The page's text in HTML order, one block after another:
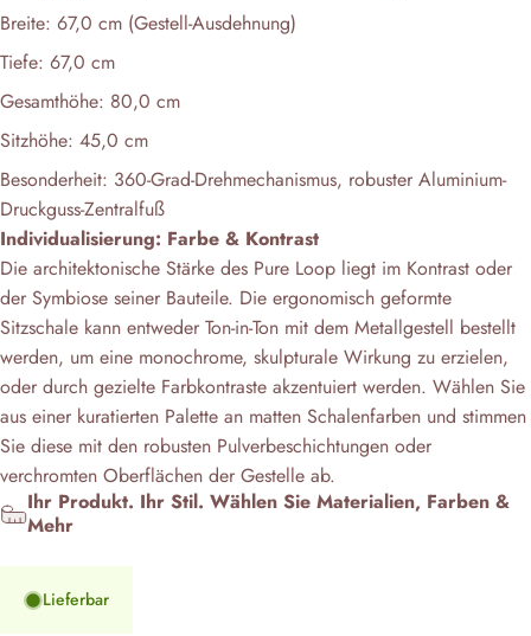
Breite: 67,0 cm (Gestell-Ausdehnung)
Tiefe: 67,0 cm
Gesamthöhe: 80,0 cm
Sitzhöhe: 45,0 cm
Besonderheit: 360-Grad-Drehmechanismus, robuster Aluminium-
Druckguss-Zentralfuß
Individualisierung: Farbe & Kontrast
Die architektonische Stärke des Pure Loop liegt im Kontrast oder
der Symbiose seiner Bauteile. Die ergonomisch geformte
Sitzschale kann entweder Ton-in-Ton mit dem Metallgestell bestellt
werden, um eine monochrome, skulpturale Wirkung zu erzielen,
oder durch gezielte Farbkontraste akzentuiert werden. Wählen Sie
aus einer kuratierten Palette an matten Schalenfarben und stimmen
Sie diese mit den robusten Pulverbeschichtungen oder
verchromten Oberflächen der Gestelle ab.
Ihr Produkt. Ihr Stil. Wählen Sie Materialien, Farben &
Mehr
Lieferbar